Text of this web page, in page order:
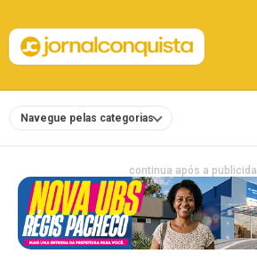
Navegue pelas categorias
continua após a